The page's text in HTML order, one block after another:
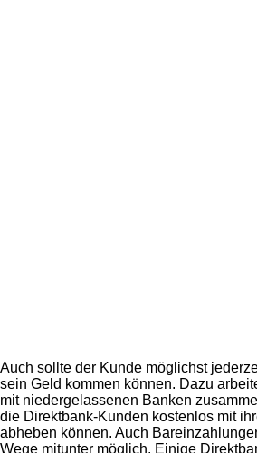
Auch sollte der Kunde möglichst
sein Geld kommen können. Dazu
mit niedergelassenen Banken
die Direktbank-Kunden kostenlos mit
abheben können. Auch
Wege mitunter möglich. Einige